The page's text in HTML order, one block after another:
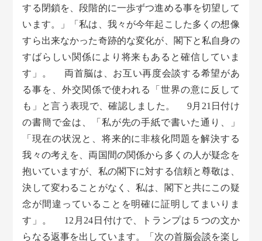
する閉鎖を、段階的に一歩ずつ進める事を切望して
います。」「私は、我々が今年起こした多くの想像
すら出来なかった奇跡的な変化が、閣下と私自身の
すばらしい関係により将来もあると確信していま
す」。 両首脳は、お互い再度会談する希望があ
る事を、外交関係で使われる「世界の意に反して
も」と言う表現で、確認しました。 9月21日付け
の書簡で金は、「私が先の手紙で書いた通り、」
「現在の状況と、将来的に非核化問題を解決する
我々の考えを、両国間の関係から多くの人が疑念を
抱いていますが、私の閣下に対する信頼と尊敬は、
決して変わることがなく、私は、閣下と共にこの疑
念が間違っていることを明確に証明してまいりま
す」。 12月24日付けで、トランプは５つの文か
らなる返事を出しています。「次の首脳会談を楽し